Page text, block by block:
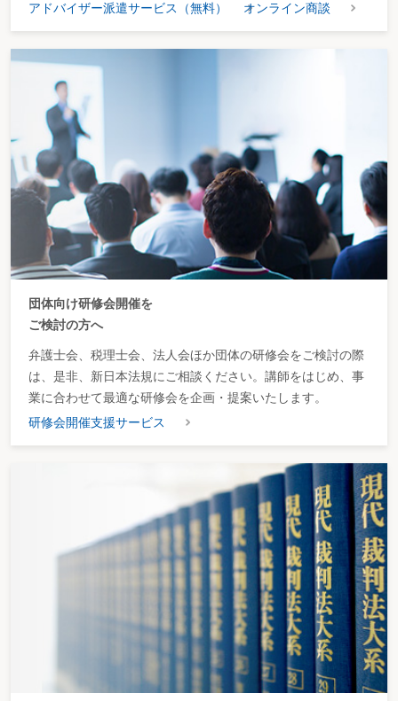
アドバイザー派遣サービス（無料）
オンライン商談
団体向け研修会開催を
ご検討の方へ
弁護士会、税理士会、法人会ほか団体の研修会をご検討の際
は、是非、新日本法規にご相談ください。講師をはじめ、事
業に合わせて最適な研修会を企画・提案いたします。
研修会開催支援サービス